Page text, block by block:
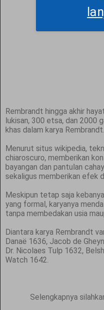
Rembrandt hingga akhir
lukisan, 300 etsa, dan 2000
khas dalam karya Rembrandt.
Menurut situs wikipedia,
chiaroscuro, memberikan
bayangan dan pantulan
sekaligus memberikan efek
Meskipun tetap saja
yang formal, karyanya
tanpa membedakan usia
Diantara karya Rembrandt
Danaë 1636, Jacob de
Dr. Nicolaes Tulp 1632,
Watch 1642.
Selengkapnya